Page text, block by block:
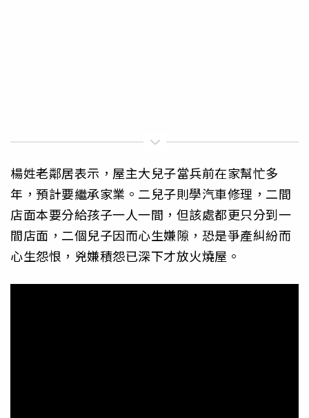
楊姓老鄰居表示，屋主大兒子當兵前在家幫忙多
年，預計要繼承家業。二兒子則學汽車修理，二間
店面本要分給孩子一人一間，但該處都更只分到一
間店面，二個兒子因而心生嫌隙，恐是爭產糾紛而
心生怨恨，兇嫌積怨已深下才放火燒屋。